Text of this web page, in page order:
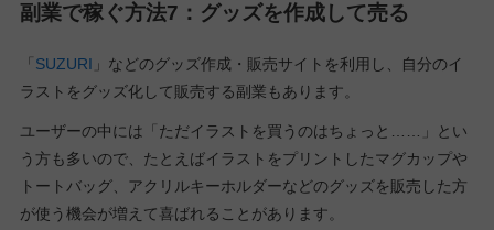
副業で稼ぐ方法7：グッズを作成して売る
「 SUZURI 」などのグッズ作成・販売サイトを利用し、自分のイ
ラストをグッズ化して販売する副業もあります。
ユーザーの中には「ただイラストを買うのはちょっと……」とい
う方も多いので、たとえばイラストをプリントしたマグカップや
トートバッグ、アクリルキーホルダーなどのグッズを販売した方
が使う機会が増えて喜ばれることがあります。